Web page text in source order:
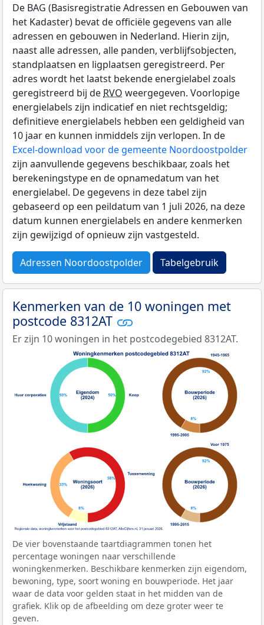
De BAG (Basisregistratie Adressen en Gebouwen van
het Kadaster) bevat de officiële gegevens van alle
adressen en gebouwen in Nederland. Hierin zijn,
naast alle adressen, alle panden, verblijfsobjecten,
standplaatsen en ligplaatsen geregistreerd. Per
adres wordt het laatst bekende energielabel zoals
geregistreerd bij de RVO weergegeven. Voorlopige
energielabels zijn indicatief en niet rechtsgeldig;
definitieve energielabels hebben een geldigheid van
10 jaar en kunnen inmiddels zijn verlopen. In de
Excel-download voor de gemeente Noordoostpolder
zijn aanvullende gegevens beschikbaar, zoals het
berekeningstype en de opnamedatum van het
energielabel. De gegevens in deze tabel zijn
gebaseerd op een peildatum van 1 juli 2026, na deze
datum kunnen energielabels en andere kenmerken
zijn gewijzigd of opnieuw zijn vastgesteld.
Adressen Noordoostpolder Tabelgebruik
Kenmerken van de 10 woningen met
postcode 8312AT
Er zijn 10 woningen in het postcodegebied 8312AT.
De vier bovenstaande taartdiagrammen tonen het
percentage woningen naar verschillende
woningkenmerken. Beschikbare kenmerken zijn eigendom,
bewoning, type, soort woning en bouwperiode. Het jaar
waar de data voor gelden staat in het midden van de
grafiek. Klik op de afbeelding om deze groter weer te
geven.